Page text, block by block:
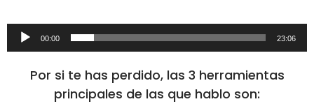
Reproductor
de
00:00 23:06
Por si te has perdido, las 3 herramientas
principales de las que hablo son: